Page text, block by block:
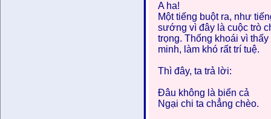
A ha!
Một tiếng buột ra, như
sướng vì đây là cuộc trò
trọng. Thống khoái vì
minh, làm khó rất trí tuệ.
Thì đây, ta trả lời:
Đâu không là biển cả
Ngại chi ta chẳng chèo.